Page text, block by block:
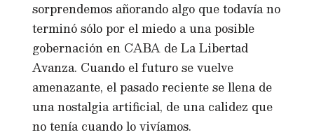
sorprendemos añorando algo que todavía no
terminó sólo por el miedo a una posible
gobernación en CABA de La Libertad
Avanza. Cuando el futuro se vuelve
amenazante, el pasado reciente se llena de
una nostalgia artificial, de una calidez que
no tenía cuando lo vivíamos.